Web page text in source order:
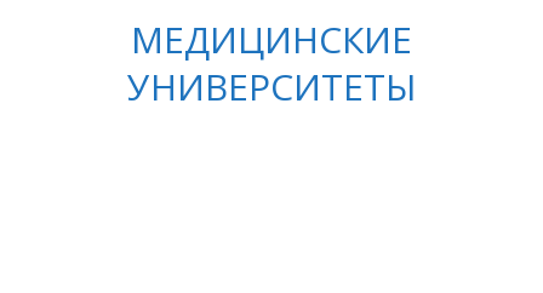
МЕДИЦИНСКИЕ
УНИВЕРСИТЕТЫ